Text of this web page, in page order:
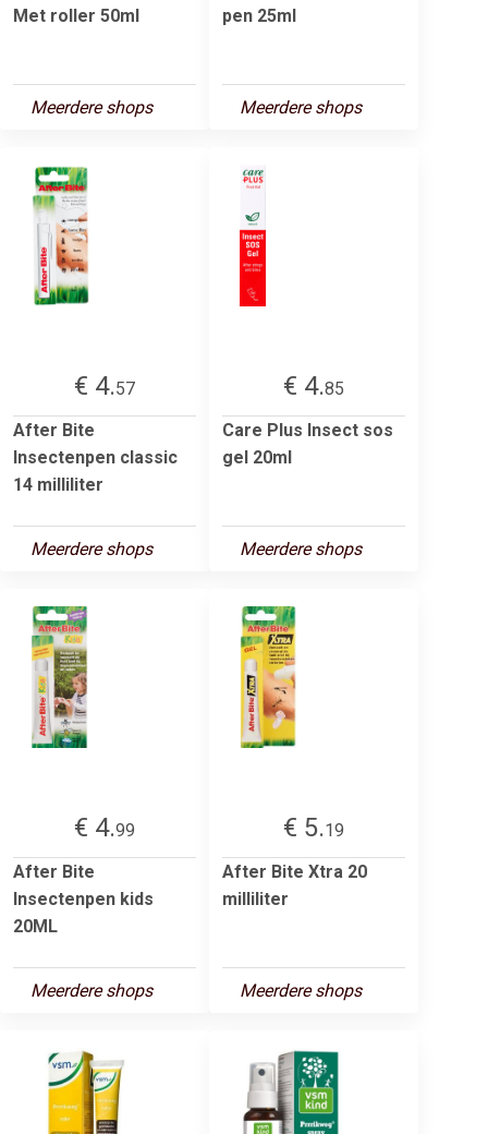
Met roller 50ml
Meerdere shops
pen 25ml
Meerdere shops
€ 4.57
After Bite
Insectenpen classic
14 milliliter
Meerdere shops
€ 4.85
Care Plus Insect sos
gel 20ml
Meerdere shops
€ 4.99
After Bite
Insectenpen kids
20ML
Meerdere shops
€ 5.19
After Bite Xtra 20
milliliter
Meerdere shops